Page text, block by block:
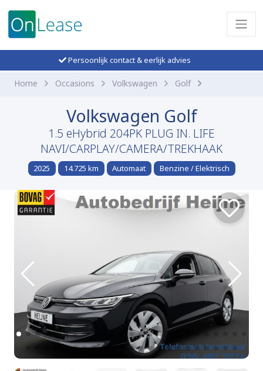
Persoonlijk contact & eerlijk advies
Home Occasions Volkswagen Golf
Volkswagen Golf
1.5 eHybrid 204PK PLUG IN. LIFE
NAVI/CARPLAY/CAMERA/TREKHAAK
2025 14.725 km Automaat Benzine / Elektrisch